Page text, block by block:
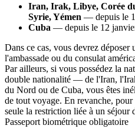
Iran, Irak, Libye, Corée
Syrie, Yémen — depuis le
Cuba — depuis le 12
Dans ce cas, vous devrez déposer
l'ambassade ou du consulat
Par ailleurs, si vous possédez la
double nationalité — de l'Iran,
du Nord ou de Cuba, vous êtes
de tout voyage. En revanche,
seule la restriction liée à un séjour
Passeport biométrique obligatoire